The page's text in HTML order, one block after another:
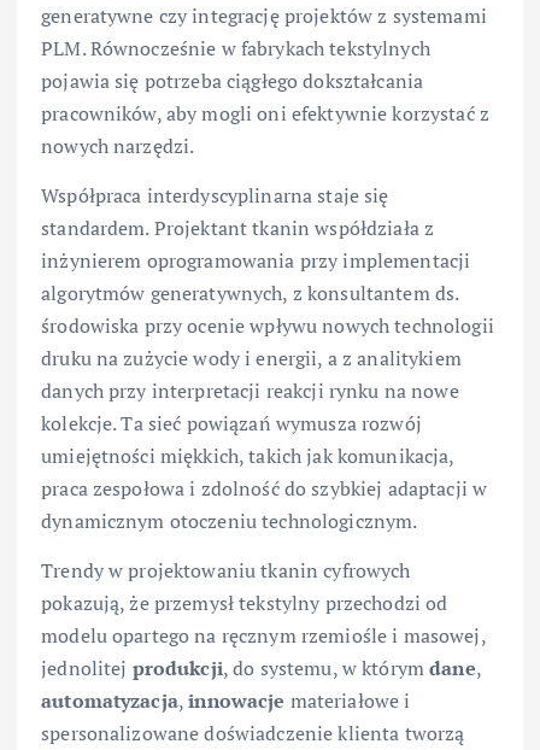
generatywne czy integrację projektów z systemami
PLM. Równocześnie w fabrykach tekstylnych
pojawia się potrzeba ciągłego dokształcania
pracowników, aby mogli oni efektywnie korzystać z
nowych narzędzi.
Współpraca interdyscyplinarna staje się
standardem. Projektant tkanin współdziała z
inżynierem oprogramowania przy implementacji
algorytmów generatywnych, z konsultantem ds.
środowiska przy ocenie wpływu nowych technologii
druku na zużycie wody i energii, a z analitykiem
danych przy interpretacji reakcji rynku na nowe
kolekcje. Ta sieć powiązań wymusza rozwój
umiejętności miękkich, takich jak komunikacja,
praca zespołowa i zdolność do szybkiej adaptacji w
dynamicznym otoczeniu technologicznym.
Trendy w projektowaniu tkanin cyfrowych
pokazują, że przemysł tekstylny przechodzi od
modelu opartego na ręcznym rzemiośle i masowej,
jednolitej produkcji, do systemu, w którymdane,
automatyzacja,innowacje materiałowe i
spersonalizowane doświadczenie klienta tworzą